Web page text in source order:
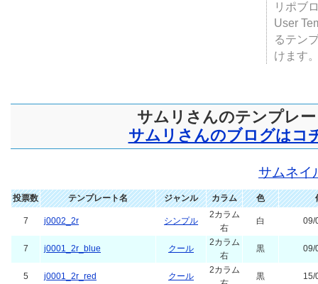
リポブ
User
るテン
けます
サムリさんのテンプレ
サムリさんのブログはコ
サムネイ
投票数 テンプレート名 ジャンル カラム 色
7 j0002_2r シンプル
2カラム
右
白 09/
7 j0001_2r_blue クール
2カラム
右
黒 09/
5 j0001_2r_red クール
2カラム
黒 15/